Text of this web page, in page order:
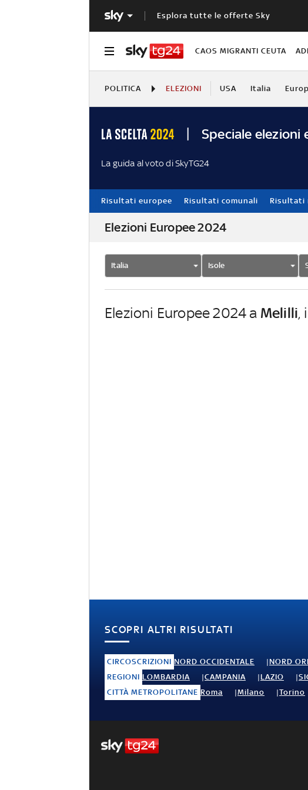
Esplora tutte le offerte Sky
CAOS MIGRANTI CEUTA
POLITICA ELEZIONI USA Italia
Speciale elezioni
La guida al voto di SkyTG24
Risultati europee Risultati comunali Risultati
Elezioni Europee 2024
Italia Isole
Elezioni Europee 2024 a Melilli,
SCOPRI ALTRI RISULTATI
CIRCOSCRIZIONI NORD OCCIDENTALE NORD
REGIONI LOMBARDIA CAMPANIA LAZIO
CITTÀ METROPOLITANE Roma Milano Torino